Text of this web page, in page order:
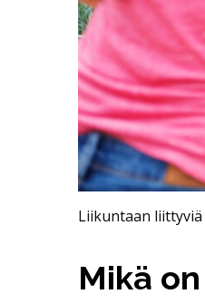
Liikuntaan
Mikä